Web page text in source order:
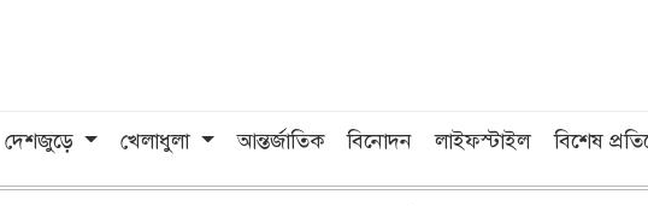
দেশজুড়ে খেলাধুলা আন্তর্জাতিক বিনোদন লাইফস্টাইল বিশেষ